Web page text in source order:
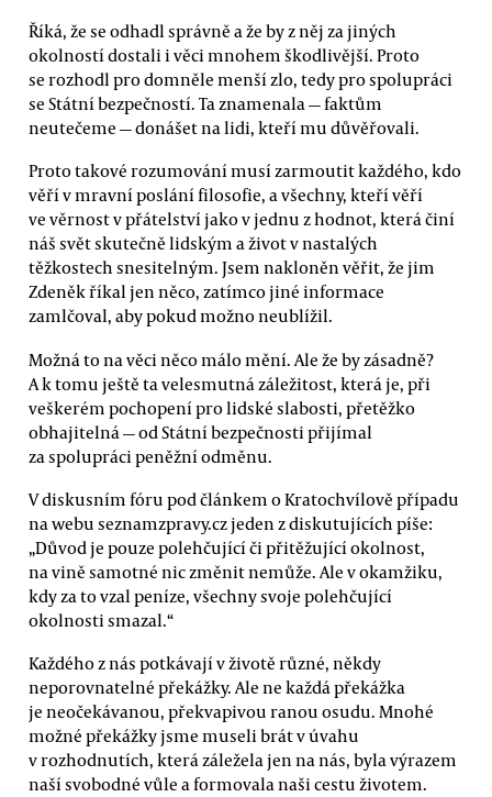
Říká, že se odhadl správně a že by z něj za jiných
okolností dostali i věci mnohem škodlivější. Proto
se rozhodl pro domněle menší zlo, tedy pro spolupráci
se Státní bezpečností. Ta znamenala — faktům
neutečeme — donášet na lidi, kteří mu důvěřovali.
Proto takové rozumování musí zarmoutit každého, kdo
věří v mravní poslání filosofie, a všechny, kteří věří
ve věrnost v přátelství jako v jednu z hodnot, která činí
náš svět skutečně lidským a život v nastalých
těžkostech snesitelným. Jsem nakloněn věřit, že jim
Zdeněk říkal jen něco, zatímco jiné informace
zamlčoval, aby pokud možno neublížil.
Možná to na věci něco málo mění. Ale že by zásadně?
A k tomu ještě ta velesmutná záležitost, která je, při
veškerém pochopení pro lidské slabosti, přetěžko
obhajitelná — od Státní bezpečnosti přijímal
za spolupráci peněžní odměnu.
V diskusním fóru pod článkem o Kratochvílově případu
na webu seznamzpravy.cz jeden z diskutujících píše:
„Důvod je pouze polehčující či přitěžující okolnost,
na vině samotné nic změnit nemůže. Ale v okamžiku,
kdy za to vzal peníze, všechny svoje polehčující
okolnosti smazal.“
Každého z nás potkávají v životě různé, někdy
neporovnatelné překážky. Ale ne každá překážka
je neočekávanou, překvapivou ranou osudu. Mnohé
možné překážky jsme museli brát v úvahu
v rozhodnutích, která záležela jen na nás, byla výrazem
naší svobodné vůle a formovala naši cestu životem.